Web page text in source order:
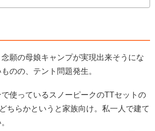
願の母娘キャンプが実現出来そうにな
のの、テント問題発生。
使っているスノーピークのTTセットの
ちらかというと家族向け。私一人で建て